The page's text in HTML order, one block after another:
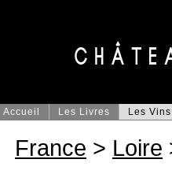
Accueil Les Livres Les Vins
France > Loire